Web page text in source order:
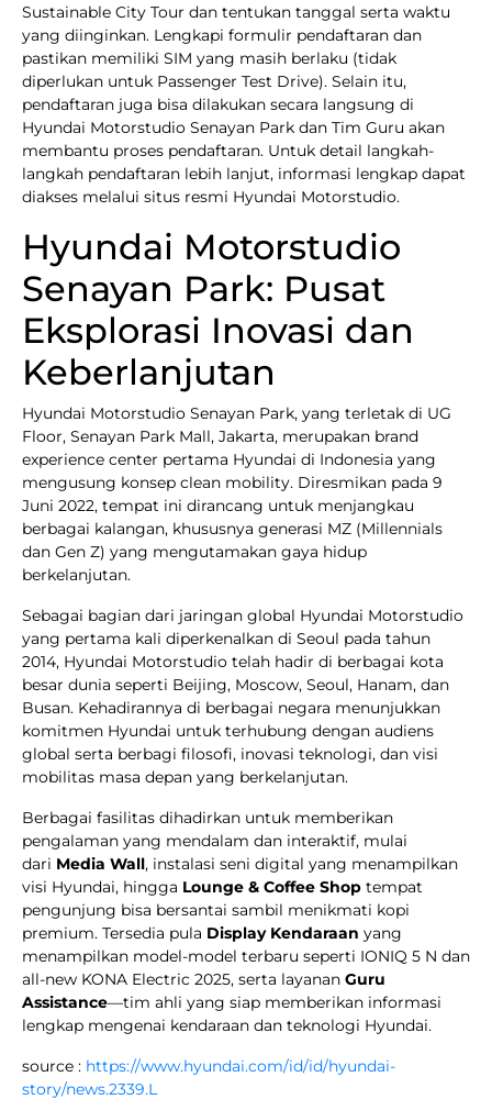
Sustainable City Tour dan tentukan tanggal serta waktu
yang diinginkan. Lengkapi formulir pendaftaran dan
pastikan memiliki SIM yang masih berlaku (tidak
diperlukan untuk Passenger Test Drive). Selain itu,
pendaftaran juga bisa dilakukan secara langsung di
Hyundai Motorstudio Senayan Park dan Tim Guru akan
membantu proses pendaftaran. Untuk detail langkah-
langkah pendaftaran lebih lanjut, informasi lengkap dapat
diakses melalui situs resmi Hyundai Motorstudio.
Hyundai Motorstudio
Senayan Park: Pusat
Eksplorasi Inovasi dan
Keberlanjutan
Hyundai Motorstudio Senayan Park, yang terletak di UG
Floor, Senayan Park Mall, Jakarta, merupakan brand
experience center pertama Hyundai di Indonesia yang
mengusung konsep clean mobility. Diresmikan pada 9
Juni 2022, tempat ini dirancang untuk menjangkau
berbagai kalangan, khususnya generasi MZ (Millennials
dan Gen Z) yang mengutamakan gaya hidup
berkelanjutan.
Sebagai bagian dari jaringan global Hyundai Motorstudio
yang pertama kali diperkenalkan di Seoul pada tahun
2014, Hyundai Motorstudio telah hadir di berbagai kota
besar dunia seperti Beijing, Moscow, Seoul, Hanam, dan
Busan. Kehadirannya di berbagai negara menunjukkan
komitmen Hyundai untuk terhubung dengan audiens
global serta berbagi filosofi, inovasi teknologi, dan visi
mobilitas masa depan yang berkelanjutan.
Berbagai fasilitas dihadirkan untuk memberikan
pengalaman yang mendalam dan interaktif, mulai
dari Media Wall, instalasi seni digital yang menampilkan
visi Hyundai, hingga Lounge & Coffee Shop tempat
pengunjung bisa bersantai sambil menikmati kopi
premium. Tersedia pula Display Kendaraan yang
menampilkan model-model terbaru seperti IONIQ 5 N dan
all-new KONA Electric 2025, serta layanan Guru
Assistance—tim ahli yang siap memberikan informasi
lengkap mengenai kendaraan dan teknologi Hyundai.
source : https://www.hyundai.com/id/id/hyundai-
story/news.2339.L